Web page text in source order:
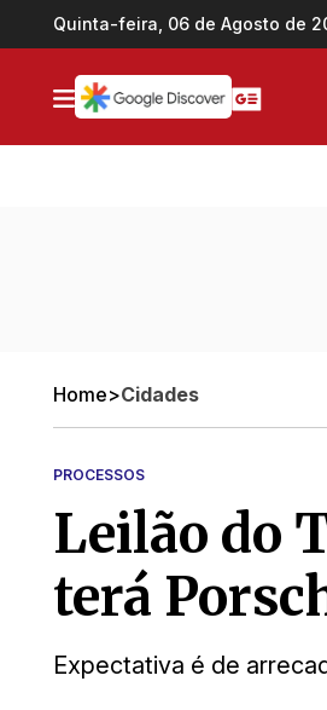
Ir direto pro conteúdo
Quinta-feira, 06 de Agosto de
Home>Cidades
PROCESSOS
Leilão do
terá
Expectativa é de